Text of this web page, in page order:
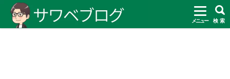
メニュー 検 索